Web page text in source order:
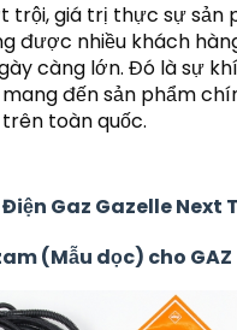
trội, giá trị thực sự sản
được nhiều khách
càng lớn. Đó là sự
đến sản phẩm
toàn quốc.
Gaz Gazelle Next
(Mẫu dọc) cho GAZ